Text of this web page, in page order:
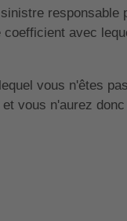
responsable
coefficient avec
vous n'êtes pas
vous n'aurez donc